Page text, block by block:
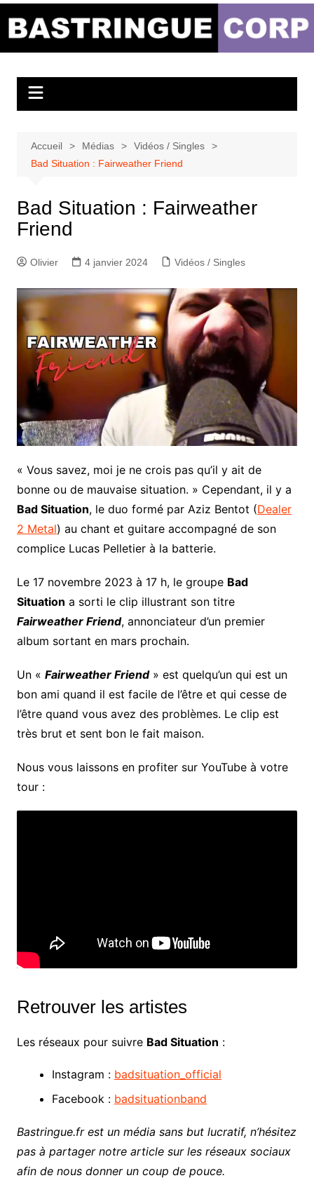
Bastringue Corp –
Musicales
Accueil Médias
Vidéos / Singles
Bad Situation : Fairweather Friend
Bad Situation : Fairweather
Friend
Olivier 4 janvier 2024 Vidéos / Singles
« Vous savez, moi je ne crois pas qu’il y ait de
bonne ou de mauvaise situation. » Cependant, il y a
Bad Situation, le duo formé par Aziz Bentot (Dealer
2 Metal) au chant et guitare accompagné de son
complice Lucas Pelletier à la batterie.
Le 17 novembre 2023 à 17 h, le groupe Bad
Situation a sorti le clip illustrant son titre
Fairweather Friend, annonciateur d’un premier
album sortant en mars prochain.
Un « Fairweather Friend» est quelqu’un qui est un
bon ami quand il est facile de l’être et qui cesse de
l’être quand vous avez des problèmes. Le clip est
très brut et sent bon le fait maison.
Nous vous laissons en profiter sur YouTube à votre
tour :
Retrouver les artistes
Les réseaux pour suivre Bad Situation :
Instagram : badsituation_official
Facebook : badsituationband
Bastringue.fr est un média sans but lucratif, n’hésitez
pas à partager notre article sur les réseaux sociaux
afin de nous donner un coup de pouce.